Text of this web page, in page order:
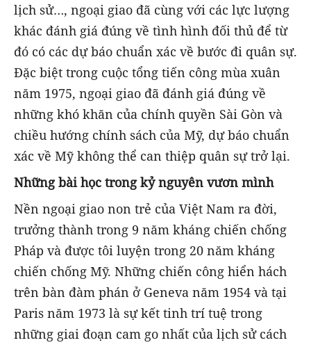
lịch sử…, ngoại giao đã cùng với các lực lượng
khác đánh giá đúng về tình hình đối thủ để từ
đó có các dự báo chuẩn xác về bước đi quân sự.
Đặc biệt trong cuộc tổng tiến công mùa xuân
năm 1975, ngoại giao đã đánh giá đúng về
những khó khăn của chính quyền Sài Gòn và
chiều hướng chính sách của Mỹ, dự báo chuẩn
xác về Mỹ không thể can thiệp quân sự trở lại.
Những bài học trong kỷ nguyên vươn mình
Nền ngoại giao non trẻ của Việt Nam ra đời,
trưởng thành trong 9 năm kháng chiến chống
Pháp và được tôi luyện trong 20 năm kháng
chiến chống Mỹ. Những chiến công hiển hách
trên bàn đàm phán ở Geneva năm 1954 và tại
Paris năm 1973 là sự kết tinh trí tuệ trong
những giai đoạn cam go nhất của lịch sử cách